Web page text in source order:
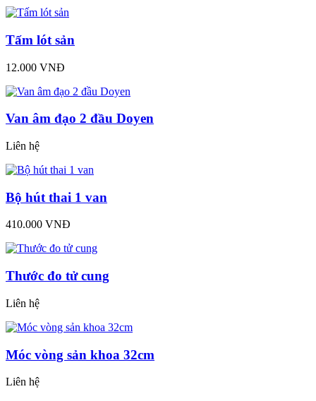
Tấm lót sản
12.000 VNĐ
Van âm đạo 2 đầu Doyen
Liên hệ
Bộ hút thai 1 van
410.000 VNĐ
Thước đo tử cung
Liên hệ
Móc vòng sản khoa 32cm
Liên hệ